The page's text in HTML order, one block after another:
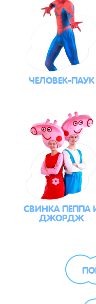
ЧЕЛОВЕК-ПАУК
СВИНКА ПЕППА
ДЖОРДЖ